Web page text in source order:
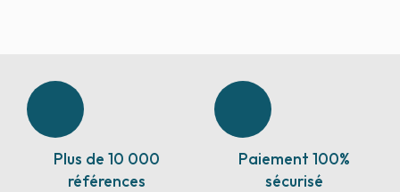
Plus de 10 000
références
Paiement 100%
sécurisé